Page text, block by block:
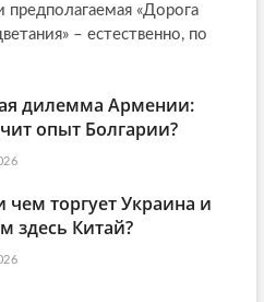
предполагаемая «Дорога
– естественно, по
дилемма Армении:
опыт Болгарии?
чем торгует Украина и
здесь Китай?